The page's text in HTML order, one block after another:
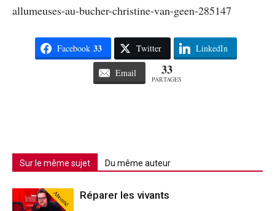
allumeuses-au-bucher-christine-van-geen-285147
Facebook 33 Twitter LinkedIn
Email 33
PARTAGES
Sur le même sujet Du même auteur
Abonné Réparer les vivants